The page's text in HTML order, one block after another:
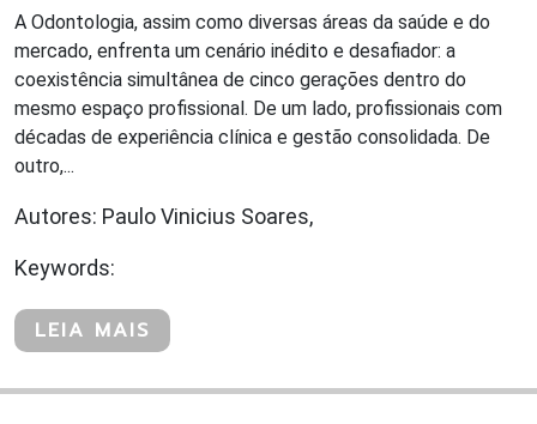
A Odontologia, assim como diversas áreas da saúde e do
mercado, enfrenta um cenário inédito e desafiador: a
coexistência simultânea de cinco gerações dentro do
mesmo espaço profissional. De um lado, profissionais com
décadas de experiência clínica e gestão consolidada. De
outro,...
Autores: Paulo Vinicius Soares,
Keywords:
LEIA MAIS